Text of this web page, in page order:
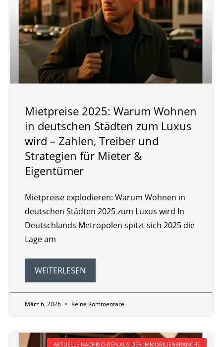
Mietpreise 2025: Warum Wohnen
in deutschen Städten zum Luxus
wird – Zahlen, Treiber und
Strategien für Mieter &
Eigentümer
Mietpreise explodieren: Warum Wohnen in
deutschen Städten 2025 zum Luxus wird In
Deutschlands Metropolen spitzt sich 2025 die
Lage am
WEITERLESEN
März 6, 2026 Keine Kommentare
AKTUELLE NACHRICHTEN AUS DER IMMOBILIENBRANCHE